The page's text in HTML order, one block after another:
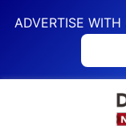
ADVERTISE